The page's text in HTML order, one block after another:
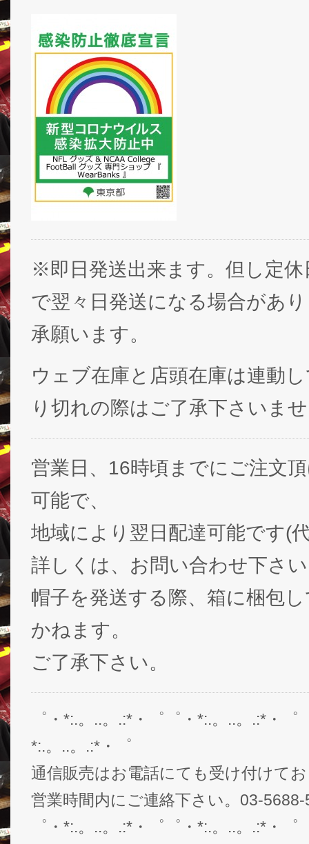
※即日発送出来ます。但し定休
で翌々日発送になる場合があ
承願います。
ウェブ在庫と店頭在庫は連動
り切れの際はご了承下さいま
営業日、16時頃までにご注文
可能で、
地域により翌日配達可能です(
詳しくは、お問い合わせ下さ
帽子を発送する際、箱に梱包
かねます。
ご了承下さい。
゜・*:.。..。.:*・゜゜・*:.。..。.:*・
*:.。..。.:*・゜
通信販売はお電話にても受け付けて
営業時間内にご連絡下さい。03-5688-
゜・*:.。..。.:*・゜゜・*:.。..。.:*・